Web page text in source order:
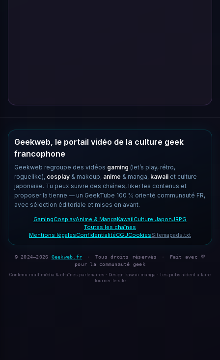
Geekweb, le portail vidéo de la culture geek
francophone
Geekweb regroupe des vidéos gaming (let’s play, rétro,
roguelike), cosplay & makeup, anime & manga, kawaii et culture
japonaise. Tu peux suivre des chaînes, liker les contenus et
proposer la tienne — un GeekTube 100 % orienté communauté FR,
avec sélection éditoriale et mises en avant.
GamingCosplayAnime & MangaKawaiiCulture JaponJRPG
Toutes les chaînes
Mentions légalesConfidentialitéCGUCookiesSitemapads.txt
© 2024–2026 Geekweb.fr · Tous droits réservés ·
Fait avec 💜
pour la communauté geek
Contenu multimédia & chaînes partenaires · Design kawaii manga · Les pubs aident à faire
tourner le site